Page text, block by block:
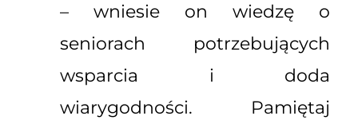
– wniesie on wiedzę o
seniorach potrzebujących
wsparcia i doda
wiarygodności. Pamiętaj